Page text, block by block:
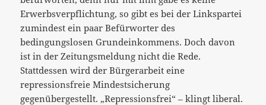
Erwerbsverpflichtung, so gibt es bei der Linkspartei
zumindest ein paar Befürworter des
bedingungslosen Grundeinkommens. Doch davon
ist in der Zeitungsmeldung nicht die Rede.
Stattdessen wird der Bürgerarbeit eine
repressionsfreie Mindestsicherung
gegenübergestellt. „Repressionsfrei“ – klingt liberal.